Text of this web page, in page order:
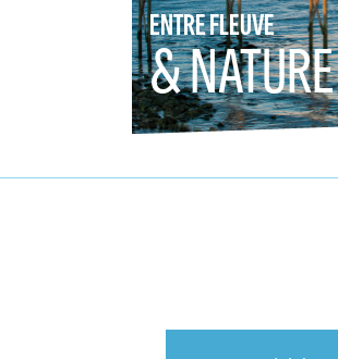
ENTRE FLEUVE
& NATURE